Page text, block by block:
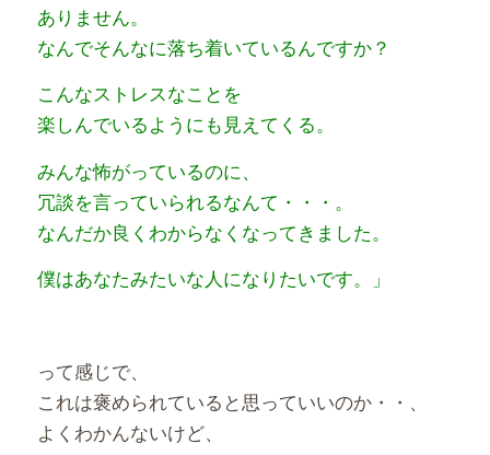
ありません。
なんでそんなに落ち着いているんですか？
こんなストレスなことを
楽しんでいるようにも見えてくる。
みんな怖がっているのに、
冗談を言っていられるなんて・・・。
なんだか良くわからなくなってきました。
僕はあなたみたいな人になりたいです。」
って感じで、
これは褒められていると思っていいのか・・、
よくわかんないけど、